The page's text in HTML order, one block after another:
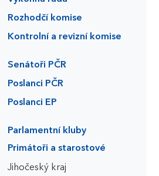
Rozhodčí komise
Kontrolní a revizní komise
Senátoři PČR
Poslanci PČR
Poslanci EP
Parlamentní kluby
Primátoři a starostové
Jihočeský kraj